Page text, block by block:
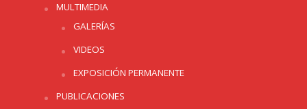
MULTIMEDIA
GALERÍAS
VIDEOS
EXPOSICIÓN PERMANENTE
PUBLICACIONES